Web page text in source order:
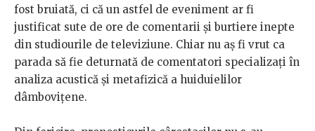
fost bruiată, ci că un astfel de eveniment ar fi
justificat sute de ore de comentarii și burtiere inepte
din studiourile de televiziune. Chiar nu aș fi vrut ca
parada să fie deturnată de comentatori specializați în
analiza acustică și metafizică a huiduielilor
dâmbovițene.